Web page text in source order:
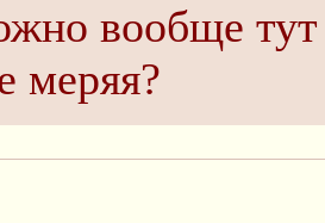
вообще
меряя?